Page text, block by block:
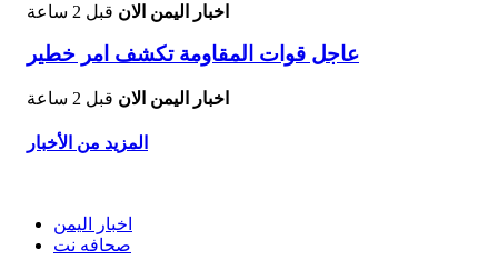
اخبار اليمن الان قبل 2 ساعة
عاجل قوات المقاومة تكشف امر خطير
اخبار اليمن الان قبل 2 ساعة
المزيد من الأخبار
اخبار اليمن
صحافه نت